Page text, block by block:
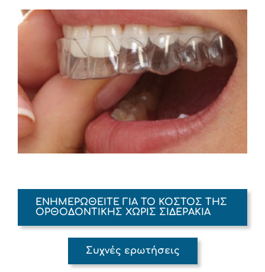
ΕΝΗΜΕΡΩΘΕΙΤΕ ΓΙΑ ΤΟ ΚΟΣΤΟΣ ΤΗΣ
ΟΡΘΟΔΟΝΤΙΚΗΣ ΧΩΡΙΣ ΣΙΔΕΡΑΚΙΑ
Συχνές ερωτήσεις